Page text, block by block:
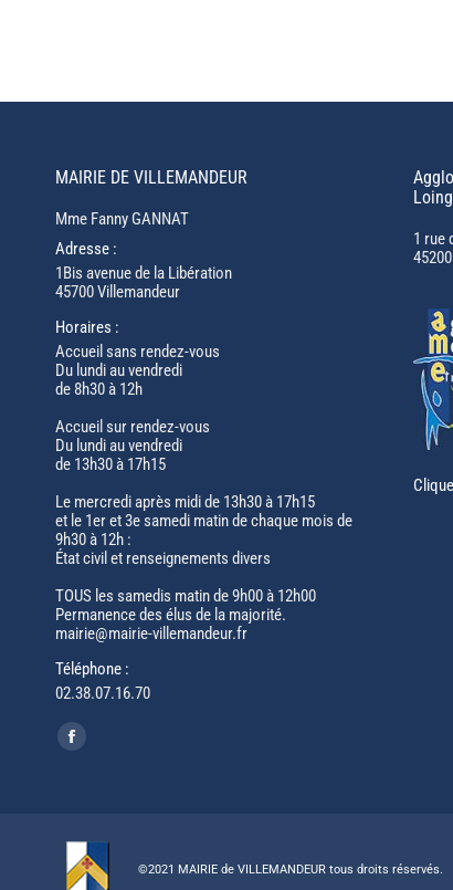
MAIRIE DE VILLEMANDEUR
Mme Fanny GANNAT
Adresse :
1Bis avenue de la Libération
45700 Villemandeur
Horaires :
Accueil sans rendez-vous
Du lundi au vendredi
de 8h30 à 12h
Accueil sur rendez-vous
Du lundi au vendredi
de 13h30 à 17h15
Le mercredi après midi de 13h30 à 17h15
et le 1er et 3e samedi matin de chaque mois de
9h30 à 12h :
État civil et renseignements divers
TOUS les samedis matin de 9h00 à 12h00
Permanence des élus de la majorité.
mairie@mairie-villemandeur.fr
Téléphone :
02.38.07.16.70
Trouvez nous sur :
Facebook
new
Loing
1 rue
©2021 MAIRIE de VILLEMANDEUR tous droits réservés.